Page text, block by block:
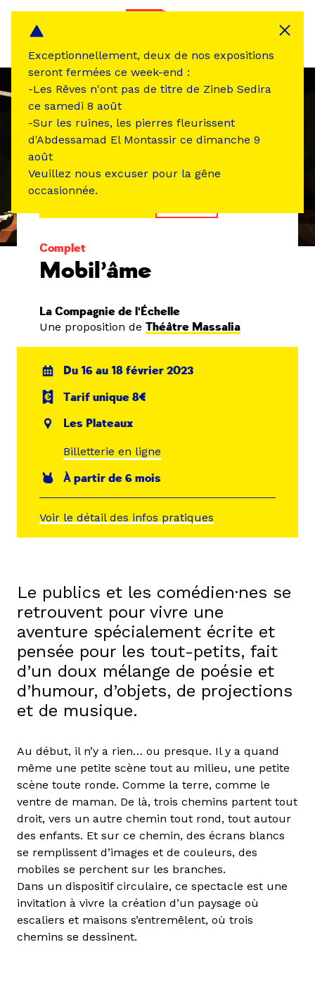
Complet
Mobil’âme
La Compagnie de l'Échelle
Une proposition de Théâtre Massalia
Du 16 au 18 février 2023
Tarif unique 8€
Les Plateaux
Billetterie en ligne
À partir de 6 mois
Voir le détail des infos pratiques
Le publics et les comédien·nes se
retrouvent pour vivre une
aventure spécialement écrite et
pensée pour les tout-petits, fait
d’un doux mélange de poésie et
d’humour, d’objets, de projections
et de musique.
Au début, il n’y a rien… ou presque. Il y a quand
même une petite scène tout au milieu, une petite
scène toute ronde. Comme la terre, comme le
ventre de maman. De là, trois chemins partent tout
droit, vers un autre chemin tout rond, tout autour
des enfants. Et sur ce chemin, des écrans blancs
se remplissent d’images et de couleurs, des
mobiles se perchent sur les branches.
Dans un dispositif circulaire, ce spectacle est une
invitation à vivre la création d’un paysage où
escaliers et maisons s’entremêlent, où trois
chemins se dessinent.
Exceptionnellement, deux de nos expositions
seront fermées ce week-end :
-Les Rêves n'ont pas de titre de Zineb Sedira
ce samedi 8 août
-Sur les ruines, les pierres fleurissent
d'Abdessamad El Montassir ce dimanche 9
août
Veuillez nous excuser pour la gêne
occasionnée.
Panneau de gestion des cookies